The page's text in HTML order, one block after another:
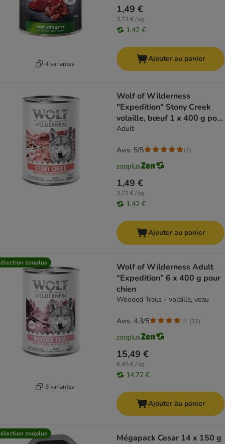
4 variantes
1,49 €
3,72 € / kg
1,42 €
Ajouter au panier
Wolf of Wilderness
"Expedition" Stony Creek
volaille, bœuf 1 x 400 g pour
chien
Adult
1,49 €
3,72 € / kg
1,42 €
Avis: 5/5 (1)
Ajouter au panier
zooplus
6 variantes
Wolf of Wilderness Adult
“Expedition” 6 x 400 g pour
chien
Wooded Trails - volaille, veau
15,49 €
6,45 € / kg
14,72 €
Avis: 4.3/5 (31)
Ajouter au panier
zooplus
Mégapack Cesar 14 x 150 g